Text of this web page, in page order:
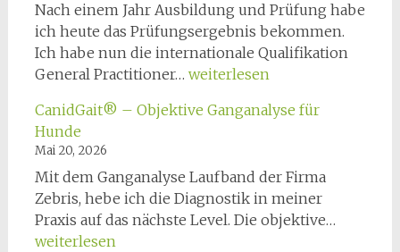
Nach einem Jahr Ausbildung und Prüfung habe
ich heute das Prüfungsergebnis bekommen.
Ich habe nun die internationale Qualifikation
General Practitioner… GPCert
weiterlesen
CanidGait® – Objektive Ganganalyse für
Hunde
Mai 20, 2026
Mit dem Ganganalyse Laufband der Firma
Zebris, hebe ich die Diagnostik in meiner
Praxis auf das nächste Level. Die objektive…
weiterlesen